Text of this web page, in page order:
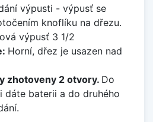
výpusti - výpusť se
knoflíku na dřezu.
výpusť 3 1/2
Horní, dřez je usazen nad
zhotoveny 2 otvory. Do
dáte baterii a do druhého